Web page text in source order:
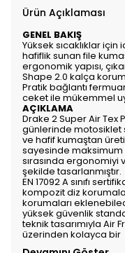
Ürün Açıklaması
GENEL BAKIŞ
Yüksek sıcaklıklar
hafiflik sunan file
ergonomik yapısı,
Shape 2.0 kalça
Pratik bağlantı
ceket ile mükemmel
AÇIKLAMA
Drake 2 Super Air Tex
günlerinde motosiklet
ve hafif kumaştan
sayesinde maksimum
sırasında ergonomiyi
şekilde tasarlanmıştır.
EN 17092 A sınıfı
kompozit diz
korumaları
yüksek güvenlik
teknik tasarımıyla Air
üzerinden kolayca bir